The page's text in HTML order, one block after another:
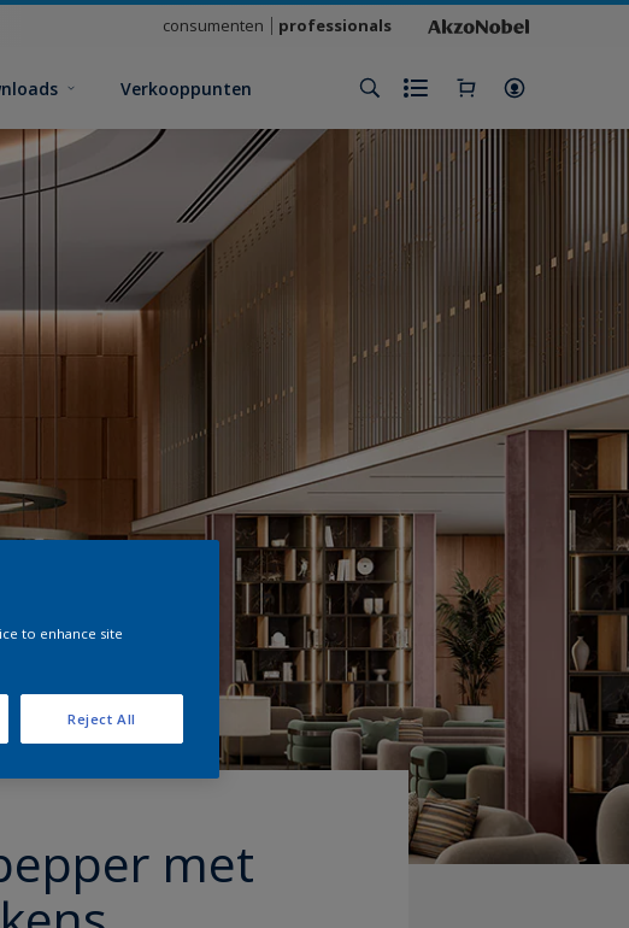
consumenten professionals
Verkooppunten
met
to enhance site
Reject All